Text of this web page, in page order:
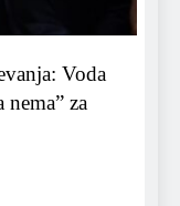
Voda
nema” za